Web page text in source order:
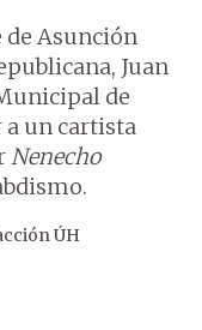
Asunción
Juan
de
a un cartista
Nenecho
ÚH